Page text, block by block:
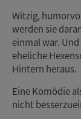
Witzig,
werden sie
einmal war.
eheliche
Hintern heraus.
Eine Komödie
nicht